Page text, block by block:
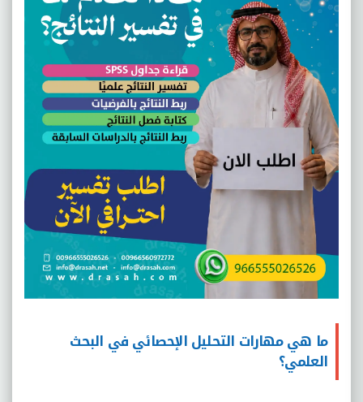
ما هي مهارات التحليل الإحصائي في البحث
العلمي؟